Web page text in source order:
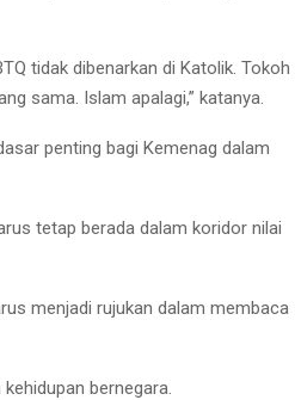
tidak dibenarkan di Katolik. Tokoh
sama. Islam apalagi,” katanya.
penting bagi Kemenag dalam
tetap berada dalam koridor nilai
menjadi rujukan dalam membaca
bernegara.